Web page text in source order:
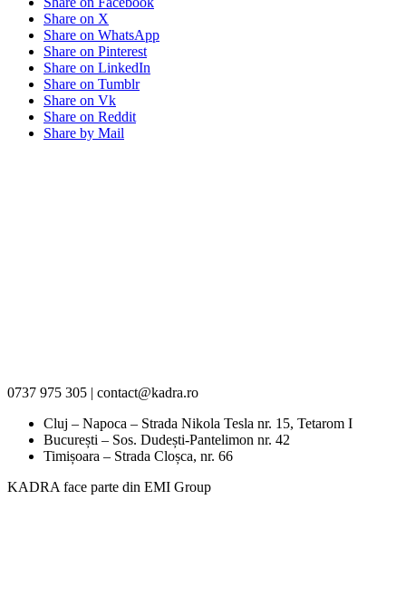
Share on X
Share on WhatsApp
Share on Pinterest
Share on LinkedIn
Share on Tumblr
Share on Vk
Share on Reddit
Share by Mail
0737 975 305 | contact@kadra.ro
Cluj – Napoca – Strada Nikola Tesla nr. 15, Tetarom I
București – Sos. Dudești-Pantelimon nr. 42
Timișoara – Strada Cloșca, nr. 66
KADRA face parte din EMI Group